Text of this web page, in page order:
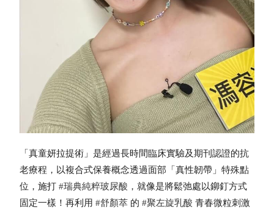
「真童妍拉提術」是經過長時間臨床實驗及期刊認證的抗
老療程，以複合式保養概念透過面部「真性韌帶」特殊點
位，施打#瑞典純粹玻尿酸 ，就像是將鬆弛處以鉚釘方式
固定一樣！再利用#舒顏萃 的#聚左旋乳酸 青春微粒刺激